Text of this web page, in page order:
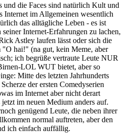
und die Faces sind natürlich Kult und
Internet im Allgemeinen wesentlich
das alltägliche Leben - es ist
Internet-Erfahrungen zu lachen,
Astley laufen lässt oder sich die
"O hai!" (na gut, kein Meme, aber
ich begrüße vertraute Leute NUR
LOL WUT bietet, aber so
Mitte des letzten Jahrhunderts
der ersten Comedyserien
im Internet aber nicht derart
im neuen Medium anders auf.
genügend Leute, die neben ihrer
normal auftreten, aber den
ich einfach auffällig.